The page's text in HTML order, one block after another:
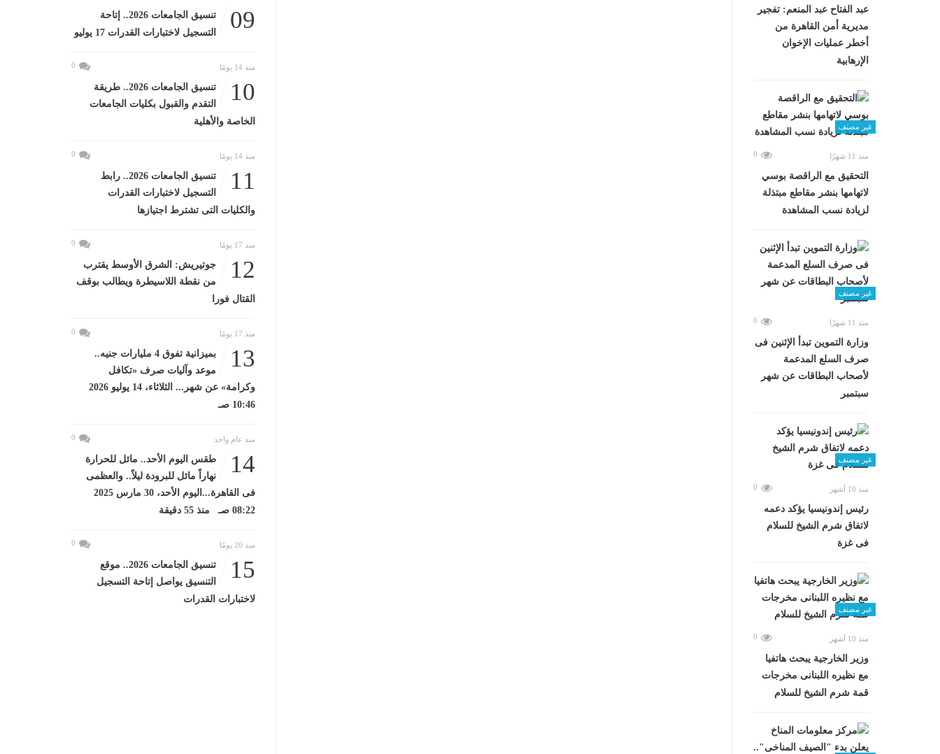
عبد الفتاح عبد المنعم: تفجير
مديرية أمن القاهرة من
أخطر عمليات الإخوان
الإرهابية
غير مصنف
منذ 11 شهرًا 0
التحقيق مع الراقصة بوسي
لاتهامها بنشر مقاطع مبتذلة
لزيادة نسب المشاهدة
غير مصنف
منذ 11 شهرًا 0
وزارة التموين تبدأ الإثنين فى
صرف السلع المدعمة
لأصحاب البطاقات عن شهر
سبتمبر
غير مصنف
منذ 10 أشهر 0
رئيس إندونيسيا يؤكد دعمه
لاتفاق شرم الشيخ للسلام
فى غزة
غير مصنف
منذ 10 أشهر 0
وزير الخارجية يبحث هاتفيا
مع نظيره اللبنانى مخرجات
قمة شرم الشيخ للسلام
09
تنسيق الجامعات 2026.. إتاحة
التسجيل لاختبارات القدرات 17 يوليو
منذ 14 يومًا 0
10
تنسيق الجامعات 2026.. طريقة
التقدم والقبول بكليات الجامعات
الخاصة والأهلية
منذ 14 يومًا 0
11
تنسيق الجامعات 2026.. رابط
التسجيل لاختبارات القدرات
والكليات التى تشترط اجتيازها
منذ 17 يومًا 0
12
جوتيريش: الشرق الأوسط يقترب
من نقطة اللاسيطرة ويطالب بوقف
القتال فورا
منذ 17 يومًا 0
13
بميزانية تفوق 4 مليارات جنيه..
موعد وآليات صرف «تكافل
وكرامة» عن شهر... الثلاثاء، 14 يوليو 2026
10:46 صـ
منذ عام واحد 0
14
طقس اليوم الأحد.. مائل للحرارة
نهاراً مائل للبرودة ليلاً.. والعظمى
فى القاهرة...اليوم الأحد، 30 مارس 2025
08:22 صـ منذ 55 دقيقة
منذ 20 يومًا 0
15
تنسيق الجامعات 2026.. موقع
التنسيق يواصل إتاحة التسجيل
لاختبارات القدرات